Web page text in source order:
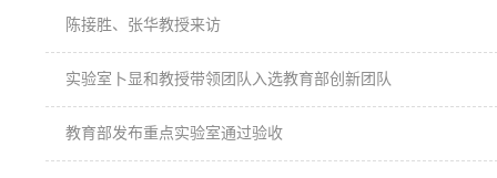
陈接胜、张华教授来访
实验室卜显和教授带领团队入选教育部创新团队
教育部发布重点实验室通过验收